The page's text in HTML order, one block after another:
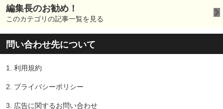
編集長のお勧め！
このカテゴリの記事一覧を見る
問い合わせ先について
1. 利用規約
2. プライバシーポリシー
3. 広告に関するお問い合わせ